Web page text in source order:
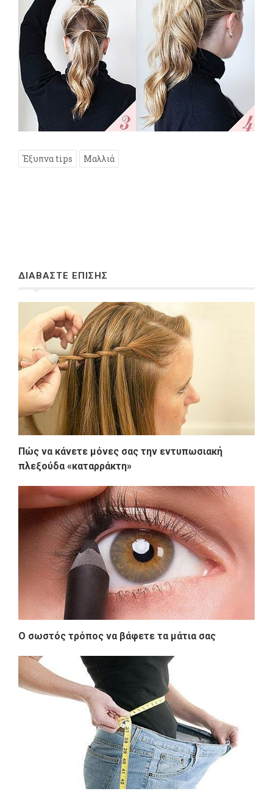
Έξυπνα tips Μαλλιά
ΔΙΑΒΑΣΤΕ ΕΠΙΣΗΣ
Πώς να κάνετε μόνες σας την εντυπωσιακή
πλεξούδα «καταρράκτη»
Ο σωστός τρόπος να βάφετε τα μάτια σας